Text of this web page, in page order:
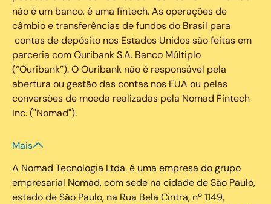
não é um banco, é uma fintech. As operações de
câmbio e transferências de fundos do Brasil para
contas de depósito nos Estados Unidos são feitas em
parceria com Ouribank S.A. Banco Múltiplo
(“Ouribank”). O Ouribank não é responsável pela
abertura ou gestão das contas nos EUA ou pelas
conversões de moeda realizadas pela Nomad Fintech
Inc. ("Nomad").
Mais
A Nomad Tecnologia Ltda. é uma empresa do grupo
empresarial Nomad, com sede na cidade de São Paulo,
estado de São Paulo, na Rua Bela Cintra, nº 1149,